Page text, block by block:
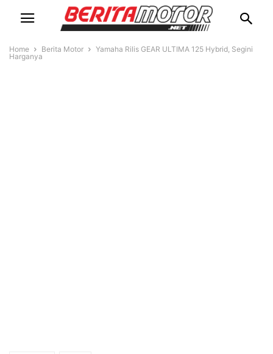
Home Berita Motor
Yamaha Rilis GEAR ULTIMA 125 Hybrid, Segini
Harganya